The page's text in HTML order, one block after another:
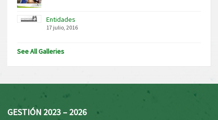
Entidades
17 julio, 2016
See All Galleries
GESTIÓN 2023 – 2026